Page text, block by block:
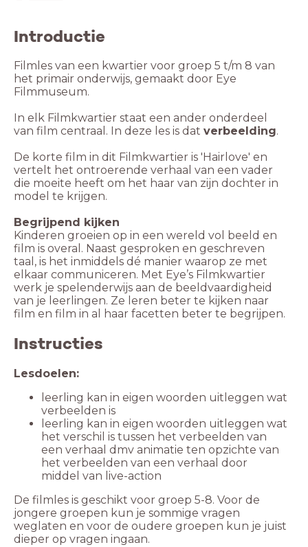
Introductie
Filmles van een kwartier voor groep 5 t/m 8 van
het primair onderwijs, gemaakt door Eye
Filmmuseum.
In elk Filmkwartier staat een ander onderdeel
van film centraal. In deze les is dat verbeelding.
De korte film in dit Filmkwartier is 'Hairlove' en
vertelt het ontroerende verhaal van een vader
die moeite heeft om het haar van zijn dochter in
model te krijgen.
Begrijpend kijken
Kinderen groeien op in een wereld vol beeld en
film is overal. Naast gesproken en geschreven
taal, is het inmiddels dé manier waarop ze met
elkaar communiceren. Met Eye’s Filmkwartier
werk je spelenderwijs aan de beeldvaardigheid
van je leerlingen. Ze leren beter te kijken naar
Instructies
Lesdoelen:
leerling kan in eigen woorden uitleggen wat
verbeelden is
leerling kan in eigen woorden uitleggen wat
het verschil is tussen het verbeelden van
een verhaal dmv animatie ten opzichte van
het verbeelden van een verhaal door
middel van live-action
De filmles is geschikt voor groep 5-8. Voor de
jongere groepen kun je sommige vragen
weglaten en voor de oudere groepen kun je juist
dieper op vragen ingaan.